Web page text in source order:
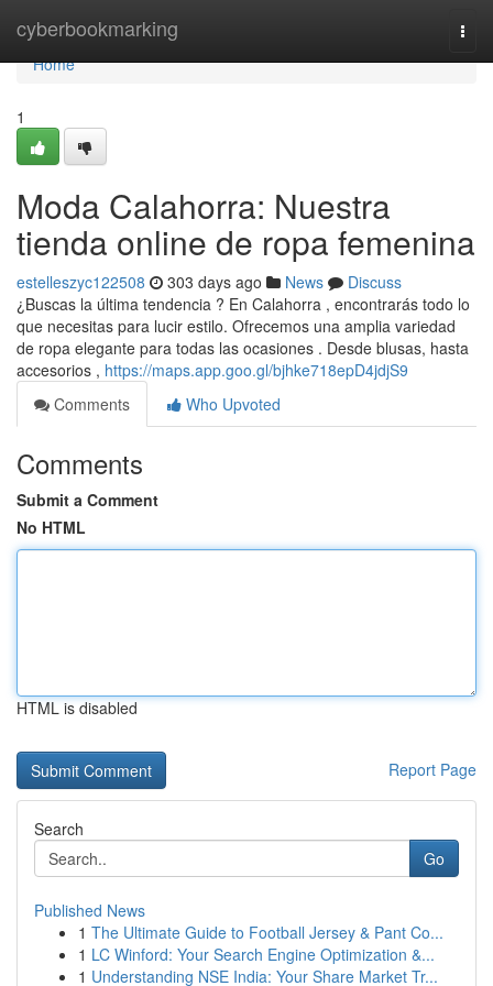
cyberbookmarking
Home
Home
1
Moda Calahorra: Nuestra
tienda online de ropa femenina
estelleszyc122508 303 days ago News
Discuss
¿Buscas la última tendencia ? En Calahorra , encontrarás todo lo
que necesitas para lucir estilo. Ofrecemos una amplia variedad
de ropa elegante para todas las ocasiones . Desde blusas, hasta
accesorios , https://maps.app.goo.gl/bjhke718epD4jdjS9
Comments
Who Upvoted
Comments
Submit a Comment
No HTML
HTML is disabled
Report Page
Search
Go
Published News
1 The Ultimate Guide to Football Jersey & Pant Co...
1 LC Winford: Your Search Engine Optimization &...
1 Understanding NSE India: Your Share Market Tr...